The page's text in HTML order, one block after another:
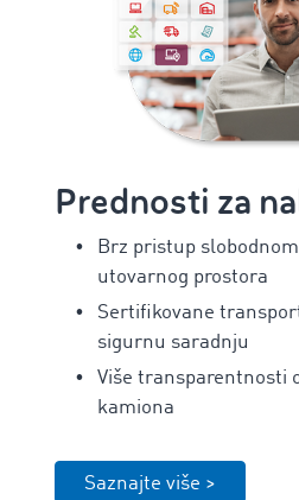
Prednosti za
Brz pristup
utovarnog prostora
Sertifikovane
sigurnu saradnju
Više transparentnosti
kamiona
Saznajte više >